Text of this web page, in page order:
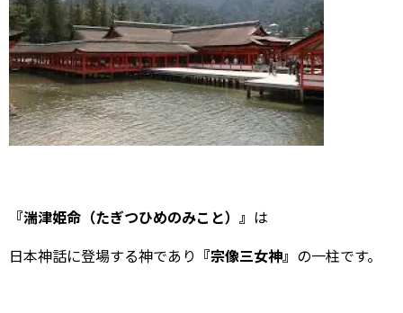
『湍津姫命（たぎつひめのみこと）』 は
日本神話に登場する神であり 『宗像三女神』 の一柱です。